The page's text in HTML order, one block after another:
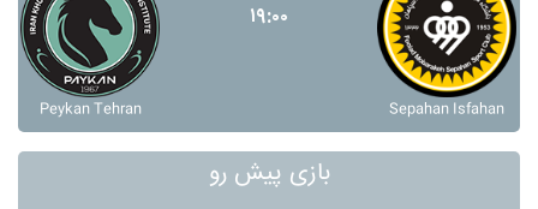
Peykan Tehran
۱۹:۰۰
Sepahan Isfahan
بازی پیش رو